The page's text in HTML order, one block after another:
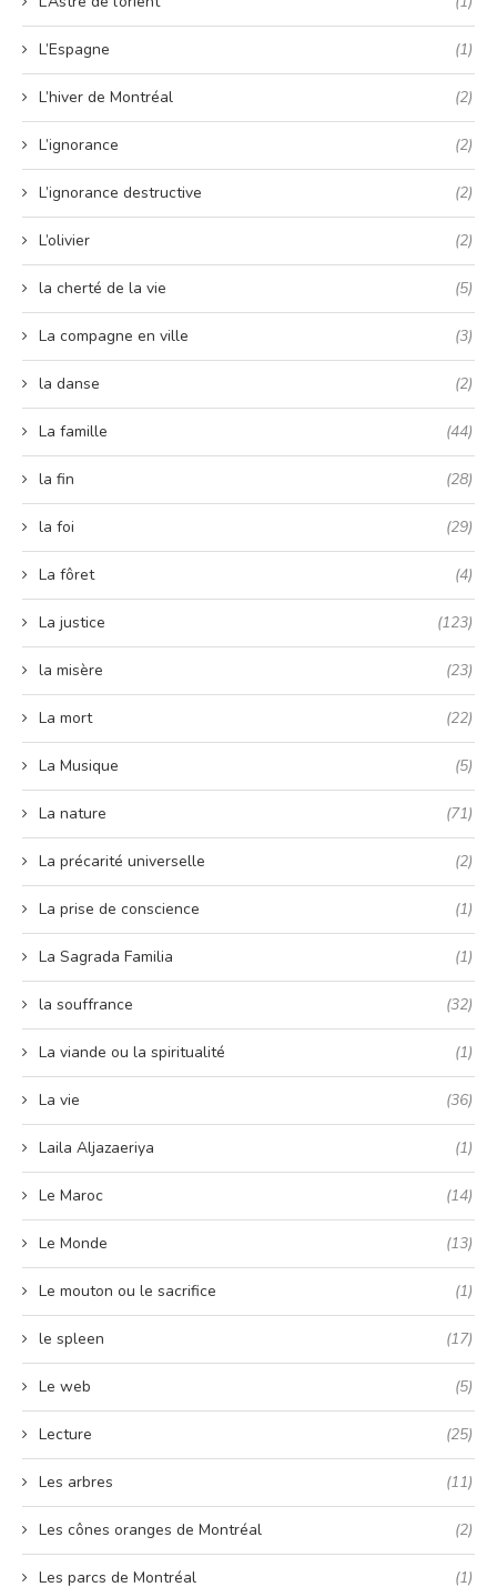
L’Espagne (1)
L’hiver de Montréal (2)
L’ignorance (2)
L’ignorance destructive (2)
L’olivier (2)
la cherté de la vie (5)
La compagne en ville (3)
la danse (2)
La famille (44)
la fin (28)
la foi (29)
La fôret (4)
La justice (123)
la misère (23)
La mort (22)
La Musique (5)
La nature (71)
La précarité universelle (2)
La prise de conscience (1)
La Sagrada Familia (1)
la souffrance (32)
La viande ou la spiritualité (1)
La vie (36)
Laila Aljazaeriya (1)
Le Maroc (14)
Le Monde (13)
Le mouton ou le sacrifice (1)
le spleen (17)
Le web (5)
Lecture (25)
Les arbres (11)
Les cônes oranges de Montréal (2)
Les parcs de Montréal (1)